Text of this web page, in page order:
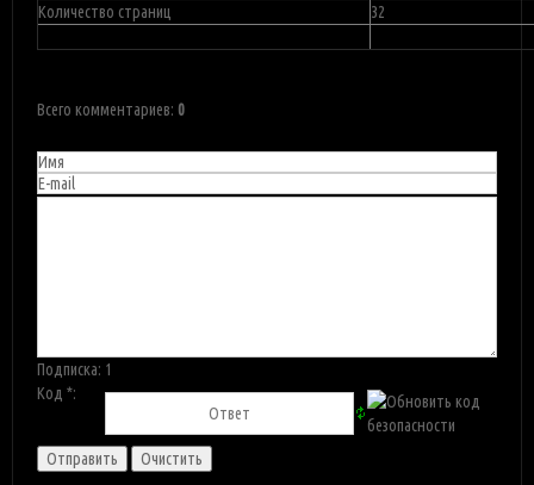
Количество страниц
32
Всего комментариев: 0
Подписка: 1
Код *: